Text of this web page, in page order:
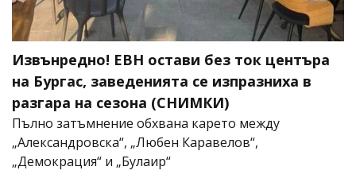
Извънредно! ЕВН остави без ток центъра
на Бургас, заведенията се изпразниха в
разгара на сезона (СНИМКИ)
Пълно затъмнение обхвана карето между
„Александровска“, „Любен Каравелов“,
„Демокрация“ и „Булаир“